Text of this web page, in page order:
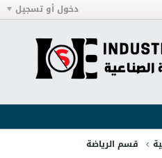
دخول أو تسجيل
قسم الرياضة